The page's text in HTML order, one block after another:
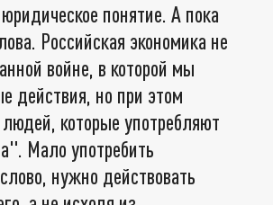
понятие. А пока
Российская экономика не
войне, в которой мы
действия, но при этом
которые употребляют
Мало употребить
нужно действовать